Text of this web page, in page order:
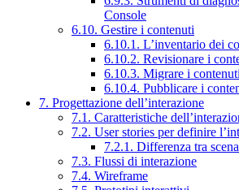
Console
6.10. Gestire i contenuti
6.10.1. L’inventario dei
6.10.2. Revisionare i
6.10.3. Migrare i contenuti
6.10.4. Pubblicare i
7. Progettazione dell’interazione
7.1. Caratteristiche
7.2. User stories per definire
7.2.1. Differenza tra
7.3. Flussi di interazione
7.4. Wireframe